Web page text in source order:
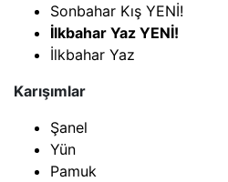
Sonbahar Kış YENİ!
İlkbahar Yaz YENİ!
İlkbahar Yaz
Karışımlar
Şanel
Yün
Pamuk